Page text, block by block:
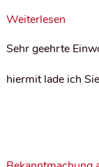
Weiterlesen
Sehr geehrte
hiermit lade ich